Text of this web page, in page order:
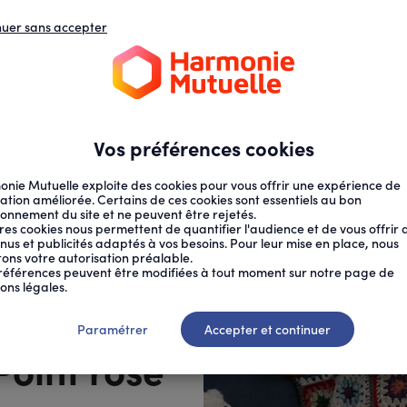
de vie
rose
Vos préférences cookies
Mutuelle exploite des cookies pour vous offrir une expérience de
améliorée. Certains de ces cookies sont essentiels au bon
du site et ne peuvent être rejetés.
cookies nous permettent de quantifier l'audience et de vous offrir
et publicités adaptés à vos besoins. Pour leur mise en place, nous
votre autorisation préalable.
peuvent être modifiées à tout moment sur notre page de
légales.
sans accepter
Paramétrer Accepter et continuer